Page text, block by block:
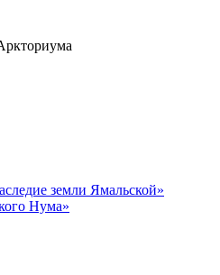
земли Ямальской»
Нума»